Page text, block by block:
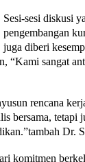
Sesi-sesi diskusi
pengembangan
juga diberi
sangat
rencana
bersama,
Dr.
komitmen